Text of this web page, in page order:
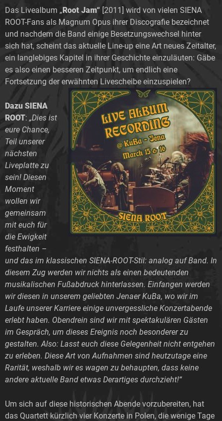
Das Livealbum „Root Jam“ [2011] wird von vielen SIENA
ROOT-Fans als Magnum Opus ihrer Discografie bezeichnet
und nachdem die Band einige Besetzungswechsel hinter
sich hat, scheint das aktuelle Line-up eine Art neues Zeitalter,
ein langlebiges Kapitel in ihrer Geschichte einzuläuten: Gäbe
es also einen besseren Zeitpunkt, um endlich eine
Fortsetzung der erwähnten Livescheibe einzuspielen?
Dazu SIENA
ROOT: „Dies ist
eure Chance,
Teil unserer
nächsten
Liveplatte zu
sein! Diesen
Moment
wollen wir
gemeinsam
mit euch für
die Ewigkeit
festhalten –
und das im klassischen SIENA-ROOT-Stil: analog auf Band. In
diesem Zug werden wir nichts als einen bedeutenden
musikalischen Fußabdruck hinterlassen. Einfangen werden
wir diesen in unserem geliebten Jenaer KuBa, wo wir im
Laufe unserer Karriere einige unvergessliche Konzertabende
erlebt haben. Obendrein sind wir mit spektakulären Gästen
im Gespräch, um dieses Ereignis noch besonderer zu
gestalten. Also: Lasst euch diese Gelegenheit nicht entgehen
zu erleben. Diese Art von Aufnahmen sind heutzutage eine
Rarität, weshalb wir es wagen zu behaupten, dass keine
andere aktuelle Band etwas Derartiges durchzieht!“
Um sich auf diese historischen Abende vorzubereiten, hat
das Quartett kürzlich vier Konzerte in Polen, die wenige Tage